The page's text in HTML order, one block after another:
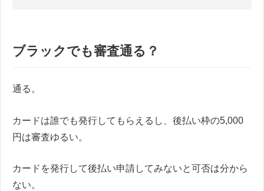
ブラックでも審査通る？
通る。
カードは誰でも発行してもらえるし、後払い枠の5,000
円は審査ゆるい。
カードを発行して後払い申請してみないと可否は分から
ない。